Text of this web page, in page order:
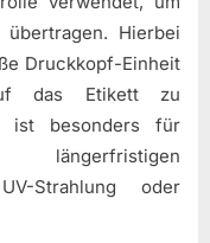
Hierbei
Druckkopf-Einheit
das Etikett zu
ist besonders für
Strahlung oder